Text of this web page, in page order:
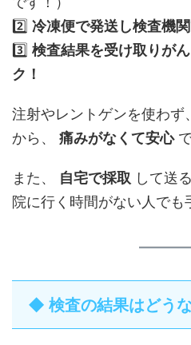
2️⃣ 冷凍便で発送し検査機
3️⃣ 検査結果を受け取りが
ク！
注射やレントゲンを使わず
から、 痛みがなくて安心で
また、 自宅で採取 して送
院に行く時間がない人でも
◆ 検査の結果はどう